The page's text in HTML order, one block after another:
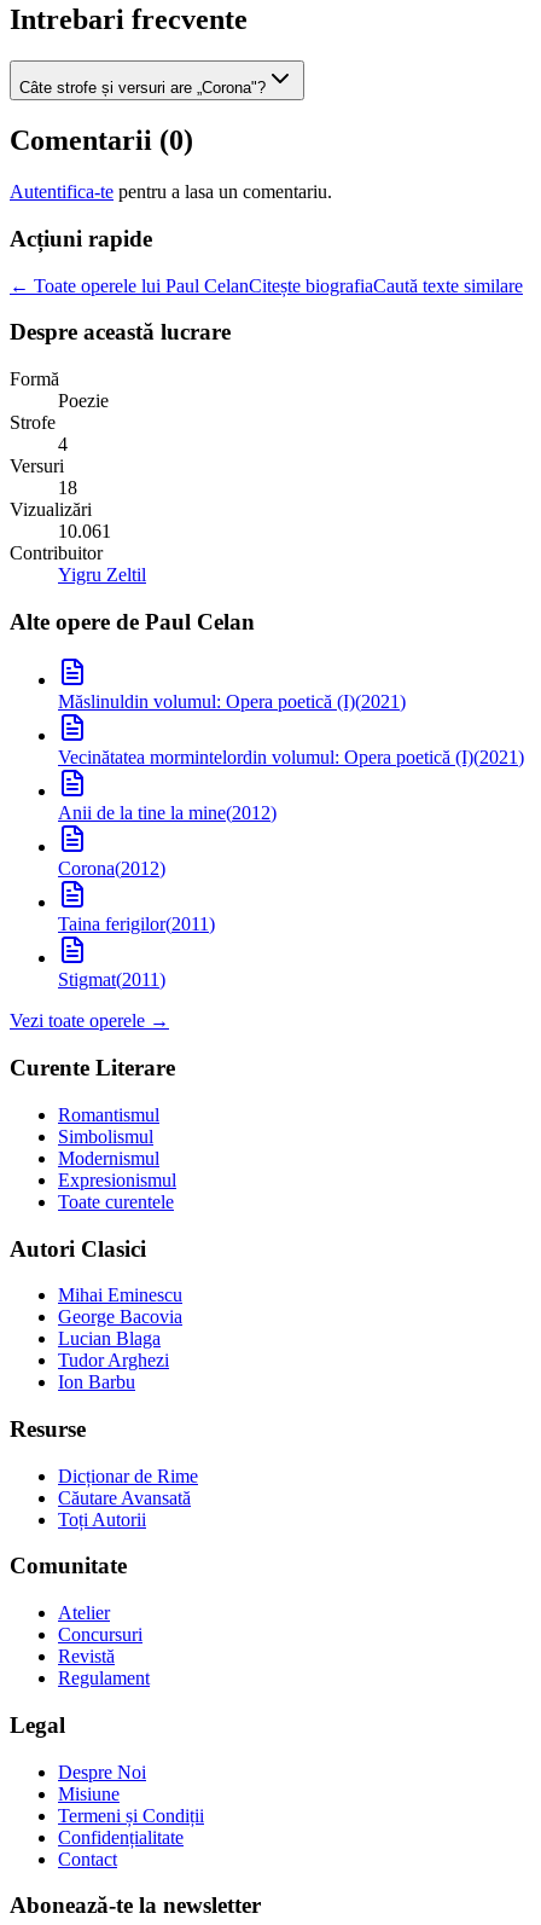
Intrebari frecvente
Câte strofe și versuri are „Corona"?
Comentarii (0)
Autentifica-te pentru a lasa un comentariu.
Acțiuni rapide
← Toate operele lui Paul CelanCitește biografiaCaută texte similare
Despre această lucrare
Formă
Poezie
Strofe
4
Versuri
18
Vizualizări
10.061
Contribuitor
Yigru Zeltil
Alte opere de Paul Celan
Măslinuldin volumul: Opera poetică (I)(2021)
Vecinătatea mormintelordin volumul: Opera poetică (I)(2021)
Anii de la tine la mine(2012)
Corona(2012)
Taina ferigilor(2011)
Stigmat(2011)
Vezi toate operele →
Curente Literare
Romantismul
Simbolismul
Modernismul
Expresionismul
Toate curentele
Autori Clasici
Mihai Eminescu
George Bacovia
Lucian Blaga
Tudor Arghezi
Ion Barbu
Resurse
Dicționar de Rime
Căutare Avansată
Toți Autorii
Comunitate
Atelier
Concursuri
Revistă
Regulament
Legal
Despre Noi
Misiune
Termeni și Condiții
Confidențialitate
Contact
Abonează-te la newsletter